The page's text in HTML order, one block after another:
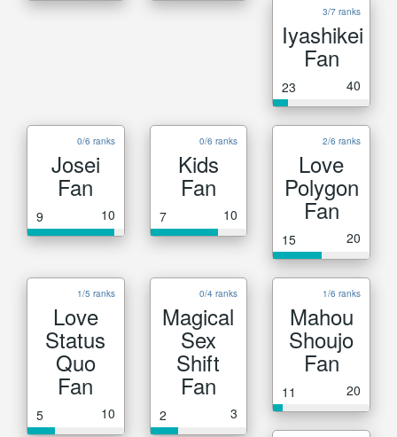
3/7 ranks
Iyashikei
Fan
23 40
0/6 ranks
Josei
Fan
9 10
0/6 ranks
Kids
Fan
7 10
2/6 ranks
Love
Polygon
Fan
15 20
1/5 ranks
Love
Status
Quo
Fan
5 10
0/4 ranks
Magical
Sex
Shift
Fan
2 3
1/6 ranks
Mahou
Shoujo
Fan
11 20